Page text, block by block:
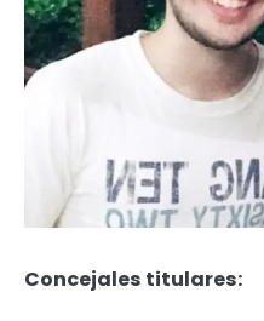
Concejales titulares: